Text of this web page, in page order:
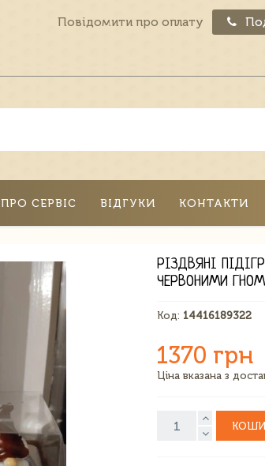
Повідомити про оплату
ПРО СЕРВІС ВІДГУКИ КОНТАКТИ
РІЗДВЯНІ
ЧЕРВОНИМИ
Код: 14416189322
1370 грн
Ціна вказана з